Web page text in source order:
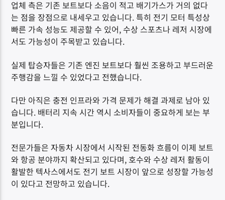
업체 측은 기존 보트보다 소음이 적고 배기가스가 거의 없다
는 점을 장점으로 내세우고 있습니다. 특히 전기 모터 특성상
빠른 가속 성능도 제공할 수 있어, 수상 스포츠나 레저 시장에
서도 가능성이 주목받고 있습니다.
실제 탑승자들은 기존 엔진 보트보다 훨씬 조용하고 부드러운
주행감을 느낄 수 있었다고 전했습니다.
다만 아직은 충전 인프라와 가격 문제가 해결 과제로 남아 있
습니다. 배터리 지속 시간 역시 소비자들이 중요하게 보는 부
분입니다.
전문가들은 자동차 시장에서 시작된 전동화 흐름이 이제 보트
와 항공 분야까지 확산되고 있다며, 호수와 수상 레저 활동이
활발한 텍사스에서도 전기 보트 시장이 앞으로 성장할 가능성
이 있다고 전망하고 있습니다.